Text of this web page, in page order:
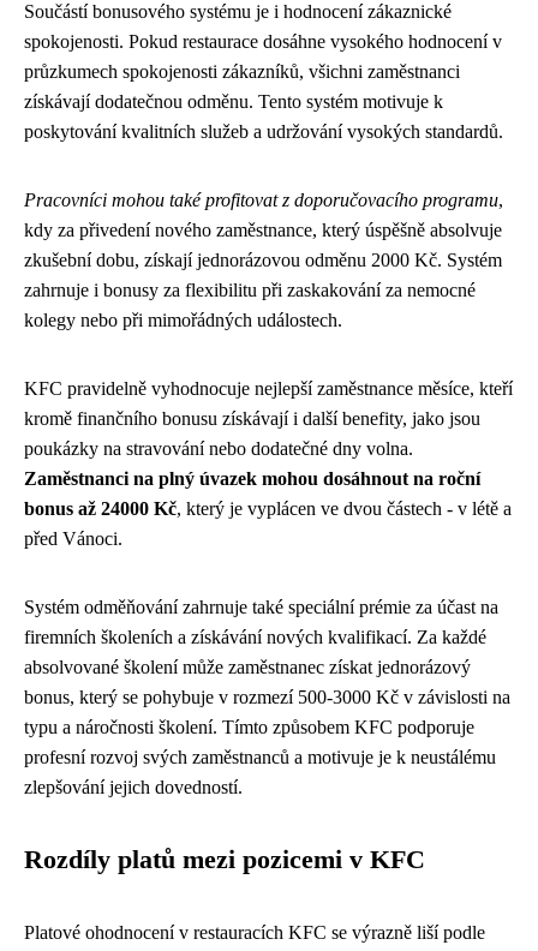
Součástí bonusového systému je i hodnocení zákaznické
spokojenosti. Pokud restaurace dosáhne vysokého hodnocení v
průzkumech spokojenosti zákazníků, všichni zaměstnanci
získávají dodatečnou odměnu. Tento systém motivuje k
poskytování kvalitních služeb a udržování vysokých standardů.
Pracovníci mohou také profitovat z doporučovacího programu,
kdy za přivedení nového zaměstnance, který úspěšně absolvuje
zkušební dobu, získají jednorázovou odměnu 2000 Kč. Systém
zahrnuje i bonusy za flexibilitu při zaskakování za nemocné
kolegy nebo při mimořádných událostech.
KFC pravidelně vyhodnocuje nejlepší zaměstnance měsíce, kteří
kromě finančního bonusu získávají i další benefity, jako jsou
poukázky na stravování nebo dodatečné dny volna.
Zaměstnanci na plný úvazek mohou dosáhnout na roční
bonus až 24000 Kč, který je vyplácen ve dvou částech - v létě a
před Vánoci.
Systém odměňování zahrnuje také speciální prémie za účast na
firemních školeních a získávání nových kvalifikací. Za každé
absolvované školení může zaměstnanec získat jednorázový
bonus, který se pohybuje v rozmezí 500-3000 Kč v závislosti na
typu a náročnosti školení. Tímto způsobem KFC podporuje
profesní rozvoj svých zaměstnanců a motivuje je k neustálému
zlepšování jejich dovedností.
Rozdíly platů mezi pozicemi v KFC
Platové ohodnocení v restauracích KFC se výrazně liší podle